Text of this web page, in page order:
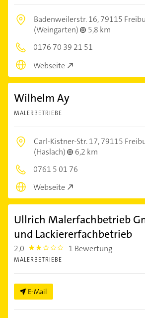
Badenweilerstr. 16,79115
(Weingarten)
5,8 km
0176 70 39 21 51
Webseite
Wilhelm Ay
MALERBETRIEBE
Carl-Kistner-Str. 17,79115
(Haslach)
6,2 km
0761 5 01 76
Webseite
Ullrich Malerfachbetrieb
und Lackiererfachbetrieb
2,0 2.0 1 Bewertung
MALERBETRIEBE
E-Mail